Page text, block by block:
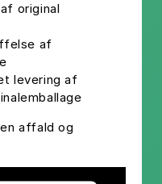
original
af
levering af
affald og